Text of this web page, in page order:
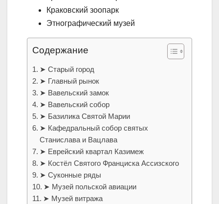
Краковский зоопарк
Этнографический музей
Содержание
➤ Старый город
➤ Главный рынок
➤ Вавельский замок
➤ Вавельский собор
➤ Базилика Святой Марии
➤ Кафедральный собор святых
Станислава и Вацлава
➤ Еврейский квартал Казимеж
➤ Костёл Святого Франциска Ассизского
➤ Суконные ряды
➤ Музей польской авиации
➤ Музей витража